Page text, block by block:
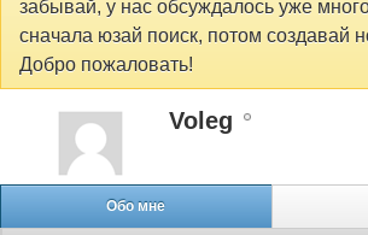
забывай, у нас обсуждалось уже
сначала юзай поиск, потом создавай
Добро пожаловать!
Voleg
Обо мне